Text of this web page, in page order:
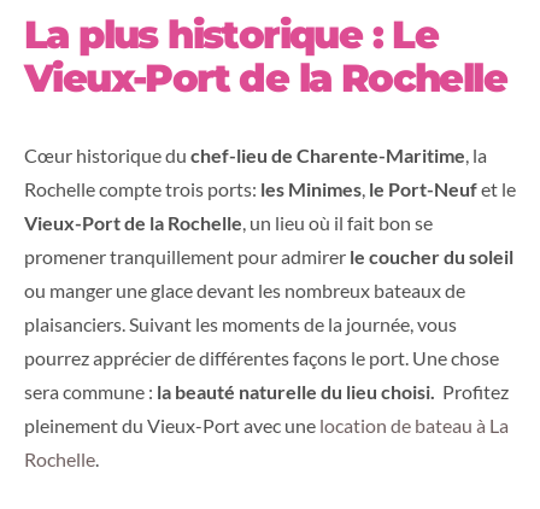
La plus historique : Le
Vieux-Port de la Rochelle
Cœur historique du chef-lieu de Charente-Maritime, la
Rochelle compte trois ports: les Minimes, le Port-Neufet le
Vieux-Port de la Rochelle, un lieu où il fait bon se
promener tranquillement pour admirer le coucher du soleil
ou manger une glace devant les nombreux bateaux de
plaisanciers. Suivant les moments de la journée, vous
pourrez apprécier de différentes façons le port. Une chose
sera commune : la beauté naturelle du lieu choisi. Profitez
pleinement du Vieux-Port avec une location de bateau à La
Rochelle.